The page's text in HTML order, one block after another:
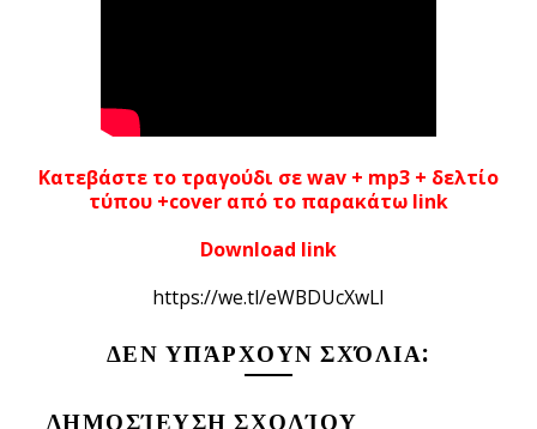
Κατεβάστε το τραγούδι σε wav + mp3 + δελτίο
τύπου +cover από το παρακάτω link
Download link
https://we.tl/eWBDUcXwLl
ΔΕΝ ΥΠΆΡΧΟΥΝ ΣΧΌΛΙΑ: